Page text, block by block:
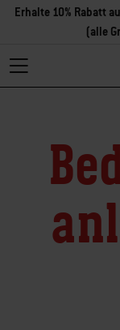
Erhalte 10% Rabatt
(alle